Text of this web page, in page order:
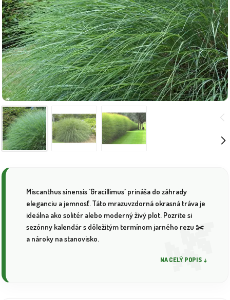
Miscanthus sinensis ´Gracillimus´ prináša do záhrady
eleganciu a jemnosť. Táto mrazuvzdorná okrasná tráva je
ideálna ako solitér alebo moderný živý plot. Pozrite si
sezónny kalendár s dôležitým termínom jarného rezu ✂️
a nároky na stanovisko.
NA CELÝ POPIS ↓